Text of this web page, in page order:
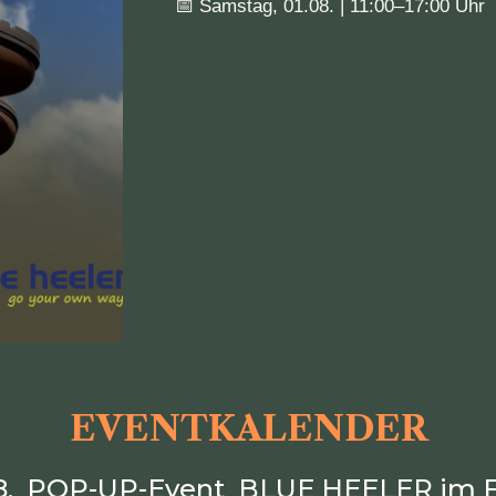
📅 Samstag, 01.08. | 11:00–17:00 Uhr
EVENTKALENDER
POP-UP-Event BLUE HEELER im